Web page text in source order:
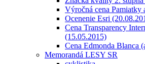
Výročná cena Pamiatky
Ocenenie Esri
Cena Transparency
(15.05.2015)
Cena Edmonda Blanca
Memorandá LESY SR